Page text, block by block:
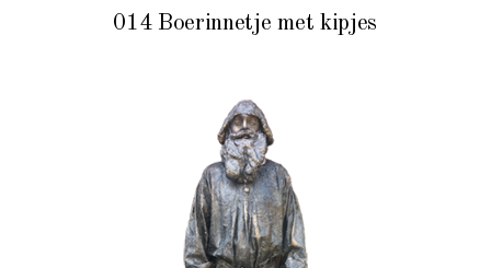
014 Boerinnetje met kipjes